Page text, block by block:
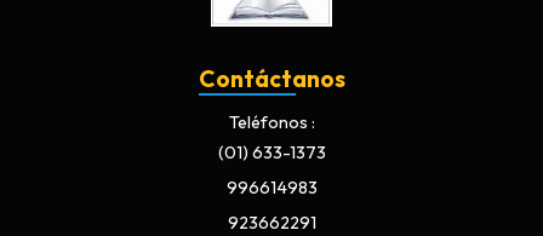
Contáctanos
Teléfonos
(01) 633-1373
996614983
923662291